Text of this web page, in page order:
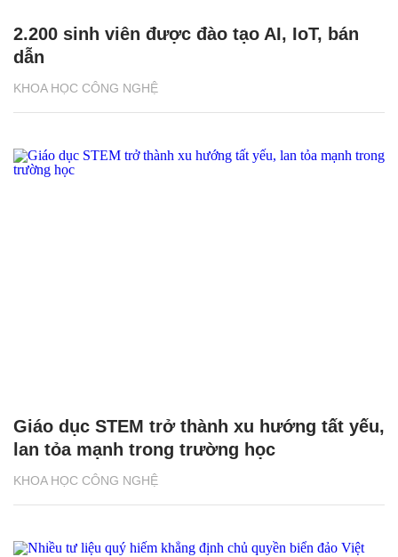
KHOA HỌC CÔNG NGHỆ
2.200 sinh viên được đào tạo AI, IoT, bán
dẫn
KHOA HỌC CÔNG NGHỆ
Giáo dục STEM trở thành xu hướng tất yếu,
lan tỏa mạnh trong trường học